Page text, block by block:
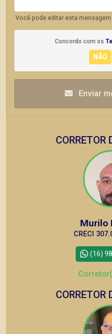
Você pode editar esta mensagem
Concordo com os
Enviar
CORRETOR
Murilo
CRECI
(16)
CORRETOR